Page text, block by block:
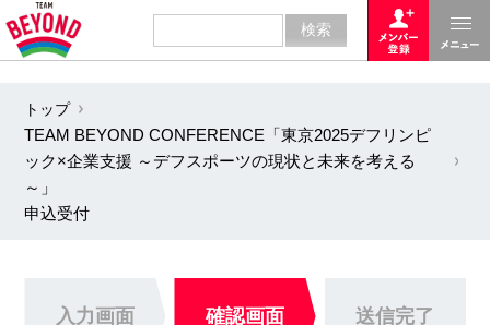
トップ
TEAM BEYOND CONFERENCE「東京2025デフリンピ
ック×企業支援 ～デフスポーツの現状と未来を考える
～」
申込受付
入力画面 確認画面 送信完了